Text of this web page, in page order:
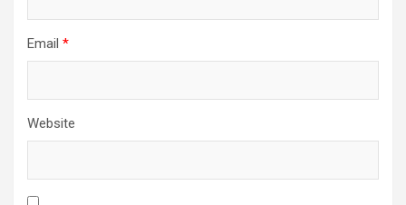
Email *
Website